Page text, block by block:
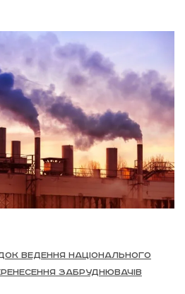
ведення Національного
забруднювачів